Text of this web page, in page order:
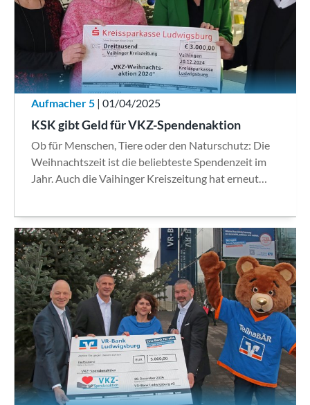
Aufmacher 5 | 01/04/2025
KSK gibt Geld für VKZ-Spendenaktion
Ob für Menschen, Tiere oder den Naturschutz: Die
Weihnachtszeit ist die beliebteste Spendenzeit im
Jahr. Auch die Vaihinger Kreiszeitung hat erneut…